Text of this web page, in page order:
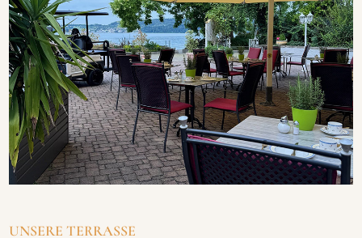
UNSERE TERRASSE